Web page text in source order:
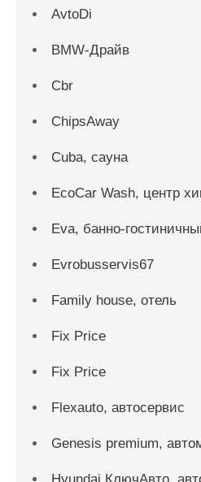
AvtoDi
BMW-Драйв
Cbr
ChipsAway
Cuba, сауна
EcoCar Wash, центр
Eva, банно-
Evrobusservis67
Family house, отель
Fix Price
Fix Price
Flexauto, автосервис
Genesis premium,
Hyundai КлючАвто,